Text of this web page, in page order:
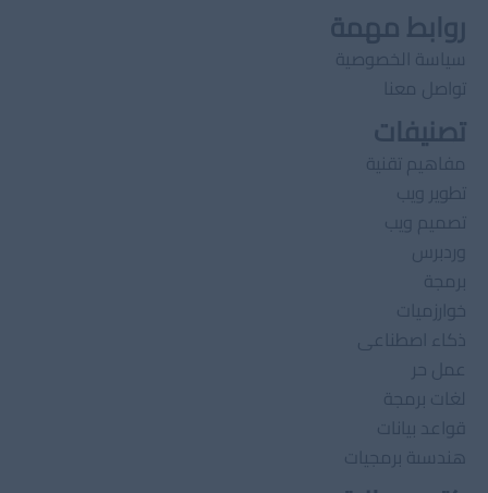
روابط مهمة
سياسة الخصوصية
تواصل معنا
تصنيفات
مفاهيم تقنية
تطوير ويب
تصميم ويب
وردبرس
برمجة
خوارزميات
ذكاء اصطناعى
عمل حر
لغات برمجة
قواعد بيانات
هندسىة برمجيات